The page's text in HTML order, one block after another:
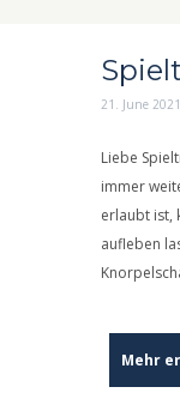
21. June 2021
Liebe
immer
erlaubt ist,
aufleben
Mehr